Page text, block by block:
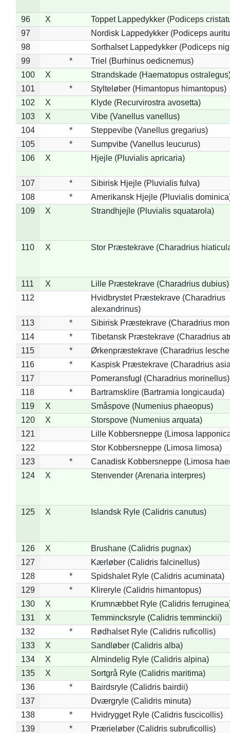
96 X
Toppet Lappedykker (Podiceps
97
Nordisk Lappedykker (Podiceps
98
Sorthalset Lappedykker (Podiceps
99
*
Triel (Burhinus oedicnemus)
100
X
Strandskade (Haematopus
101
*
Stylteløber (Himantopus himantopus)
102
X
Klyde (Recurvirostra avosetta)
103
X
Vibe (Vanellus vanellus)
104
*
Steppevibe (Vanellus gregarius)
105
*
Sumpvibe (Vanellus leucurus)
106
X Hjejle (Pluvialis apricaria)
107 *
Sibirisk Hjejle (Pluvialis fulva)
108
*
Amerikansk Hjejle (Pluvialis
109
X Strandhjejle (Pluvialis squatarola)
110 X Stor Præstekrave (Charadrius
111 X
Lille Præstekrave (Charadrius dubius)
112
Hvidbrystet Præstekrave (Charadrius
alexandrinus)
113
*
Sibirisk Præstekrave (Charadrius
114
*
Tibetansk Præstekrave (Charadrius
115
*
Ørkenpræstekrave (Charadrius
116
*
Kaspisk Præstekrave (Charadrius
117
Pomeransfugl (Charadrius morinellus)
118
*
Bartramsklire (Bartramia longicauda)
119
X
Småspove (Numenius phaeopus)
120
X
Storspove (Numenius arquata)
121
Lille Kobbersneppe (Limosa
122
Stor Kobbersneppe (Limosa limosa)
123
*
Canadisk Kobbersneppe (Limosa
124
X Stenvender (Arenaria interpres)
125 X Islandsk Ryle (Calidris canutus)
126 X
Brushane (Calidris pugnax)
127
Kærløber (Calidris falcinellus)
128
*
Spidshalet Ryle (Calidris acuminata)
129
*
Klireryle (Calidris himantopus)
130
X
Krumnæbbet Ryle (Calidris
131
X
Temmincksryle (Calidris temminckii)
132
*
Rødhalset Ryle (Calidris ruficollis)
133
X
Sandløber (Calidris alba)
134
X
Almindelig Ryle (Calidris alpina)
135
X
Sortgrå Ryle (Calidris maritima)
136
*
Bairdsryle (Calidris bairdii)
137
Dværgryle (Calidris minuta)
138
*
Hvidrygget Ryle (Calidris fuscicollis)
139
*
Prærieløber (Calidris subruficollis)